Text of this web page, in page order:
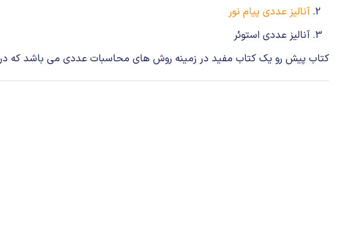
آنالیز عددی پیام نور
آنالیز عددی استوئر
کتاب پیش رو یک کتاب مفید در زمینه روش های محاسبات عددی می باشد که در 12 فصل به صورت زیر تنظیم شده است: